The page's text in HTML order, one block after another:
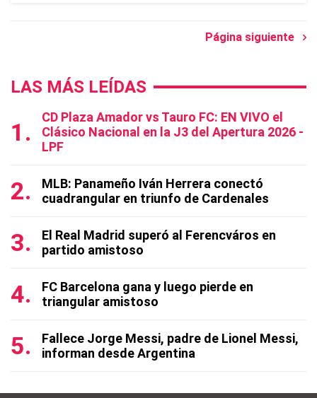
Página siguiente
LAS MÁS LEÍDAS
CD Plaza Amador vs Tauro FC: EN VIVO el
Clásico Nacional en la J3 del Apertura 2026 -
LPF
MLB: Panameño Iván Herrera conectó
cuadrangular en triunfo de Cardenales
El Real Madrid superó al Ferencváros en
partido amistoso
FC Barcelona gana y luego pierde en
triangular amistoso
Fallece Jorge Messi, padre de Lionel Messi,
informan desde Argentina